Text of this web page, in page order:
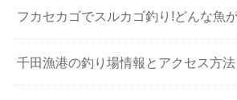
フカセカゴでスルカゴ釣り!どんな魚
千田漁港の釣り場情報とアクセス方法